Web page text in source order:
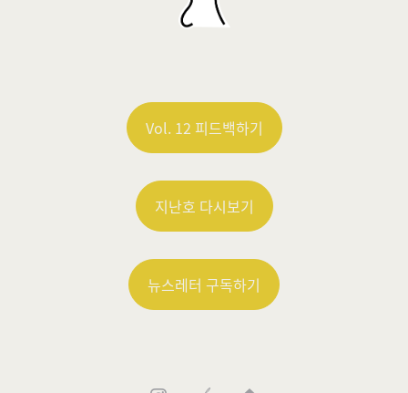
Vol. 12 피드백하기
지난호 다시보기
뉴스레터 구독하기